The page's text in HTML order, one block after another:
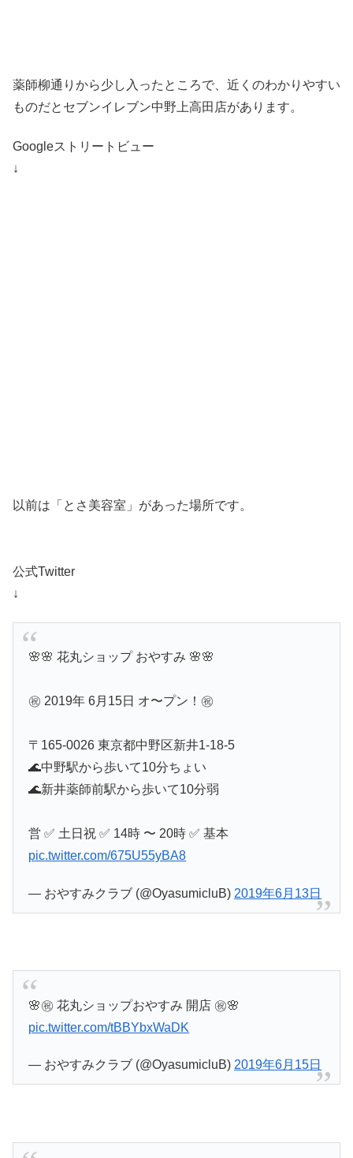
薬師柳通りから少し入ったところで、近くのわかりやすい
ものだとセブンイレブン中野上高田店があります。
Googleストリートビュー
↓
以前は「とさ美容室」があった場所です。
公式Twitter
↓
🌸🌸 花丸ショップ おやすみ 🌸🌸
㊗️ 2019年 6月15日 オ〜プン！㊗️
〒165-0026 東京都中野区新井1-18-5
🌊中野駅から歩いて10分ちょい
🌊新井薬師前駅から歩いて10分弱
営 ✅ 土日祝 ✅ 14時 〜 20時 ✅ 基本
pic.twitter.com/675U55yBA8
— おやすみクラブ (@OyasumicluB) 2019年6月13日
🌸㊗️ 花丸ショップおやすみ 開店 ㊗️🌸
pic.twitter.com/tBBYbxWaDK
— おやすみクラブ (@OyasumicluB) 2019年6月15日